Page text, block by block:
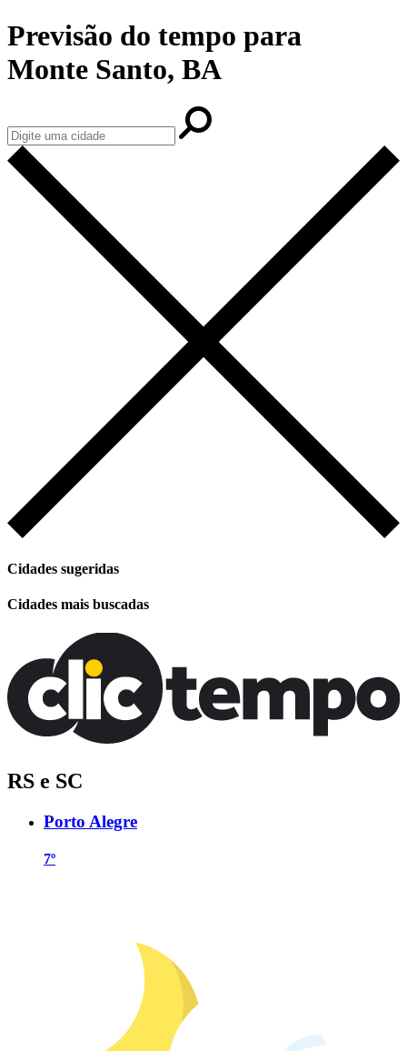
Previsão do tempo para
Monte Santo, BA
Cidades sugeridas
Cidades mais buscadas
RS e SC
Porto Alegre
7º